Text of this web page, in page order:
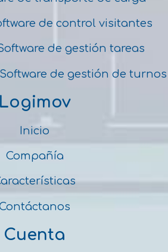
de control visitantes
de gestión tareas
de gestión de turnos
Logimov
Inicio
Compañía
Cuenta